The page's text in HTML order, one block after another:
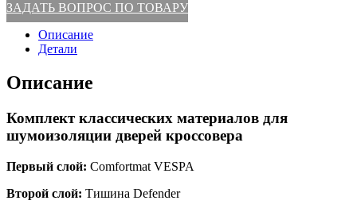
ЗАДАТЬ ВОПРОС ПО ТОВАРУ
Описание
Детали
Описание
Комплект классических материалов для
шумоизоляции дверей кроссовера
Первый слой: Comfortmat VESPA
Второй слой: Тишина Defender